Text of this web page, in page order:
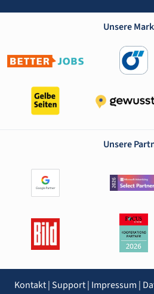
Unsere
Unsere
Kontakt|Support| Impressum |